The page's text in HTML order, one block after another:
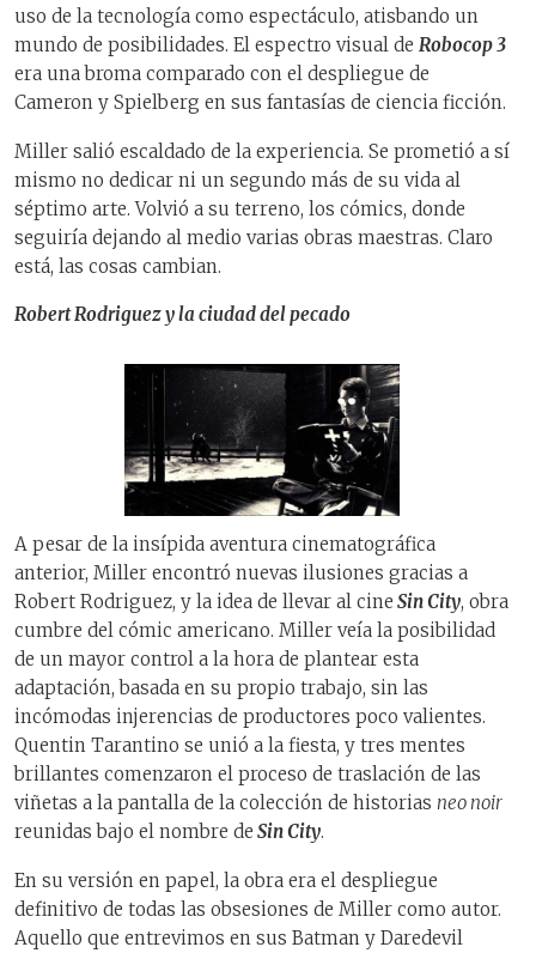
uso de la tecnología como espectáculo, atisbando un
mundo de posibilidades. El espectro visual de Robocop 3
era una broma comparado con el despliegue de
Cameron y Spielberg en sus fantasías de ciencia ficción.
Miller salió escaldado de la experiencia. Se prometió a sí
mismo no dedicar ni un segundo más de su vida al
séptimo arte. Volvió a su terreno, los cómics, donde
seguiría dejando al medio varias obras maestras. Claro
está, las cosas cambian.
Robert Rodriguez y la ciudad del pecado
A pesar de la insípida aventura cinematográfica
anterior, Miller encontró nuevas ilusiones gracias a
Robert Rodriguez, y la idea de llevar al cine Sin City, obra
cumbre del cómic americano. Miller veía la posibilidad
de un mayor control a la hora de plantear esta
adaptación, basada en su propio trabajo, sin las
incómodas injerencias de productores poco valientes.
Quentin Tarantino se unió a la fiesta, y tres mentes
brillantes comenzaron el proceso de traslación de las
viñetas a la pantalla de la colección de historias neo noir
reunidas bajo el nombre de Sin City.
En su versión en papel, la obra era el despliegue
definitivo de todas las obsesiones de Miller como autor.
Aquello que entrevimos en sus Batman y Daredevil